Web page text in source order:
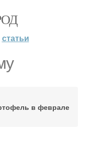
статьи
в феврале